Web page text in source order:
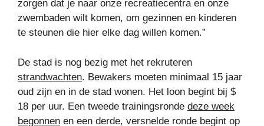
zorgen dat je naar onze recreatiecentra en onze
zwembaden wilt komen, om gezinnen en kinderen
te steunen die hier elke dag willen komen.”
De stad is nog bezig met het rekruteren
strandwachten. Bewakers moeten minimaal 15 jaar
oud zijn en in de stad wonen. Het loon begint bij $
18 per uur. Een tweede trainingsronde deze week
begonnen en een derde, versnelde ronde begint op